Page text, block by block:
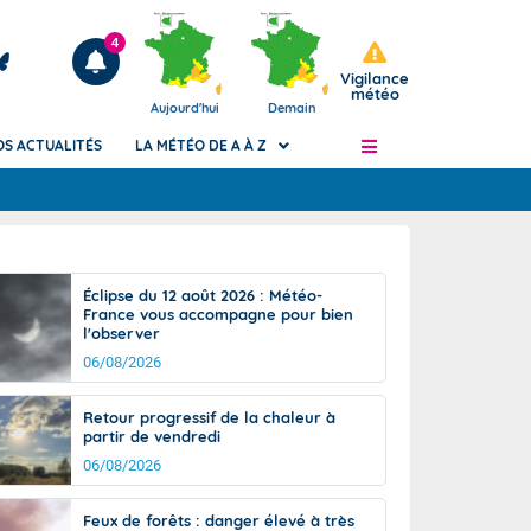
Articles
4
Aujourd'hui Demain
Vigilance
météo
de
Phénomènes dangereux de J+2 à J+7
Avertissement pluies intenses à l'échelle
des communes (Apic)
Bulletins Marine
Bulletins d'estimation du risque
d'avalanche
Météo des forêts
Vigicrues
ACTUALITÉS LA MÉTÉO DE A À Z
Éclipse du 12 août 2026 : Météo-
France vous accompagne pour bien
l'observer
06/08/2026
Retour progressif de la chaleur à
partir de vendredi
06/08/2026
Feux de forêts : danger élevé à très